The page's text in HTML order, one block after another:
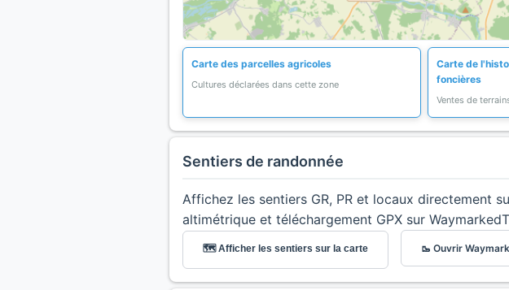
Carte des parcelles agricoles
Cultures déclarées dans cette zone
Carte de
foncières
Ventes de
Sentiers de randonnée
Affichez les sentiers GR, PR et locaux directement
altimétrique et téléchargement GPX sur
🗺️ Afficher les sentiers sur la carte 🥾 Ouvrir